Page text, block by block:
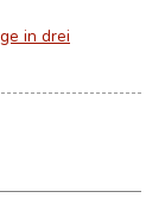
in drei